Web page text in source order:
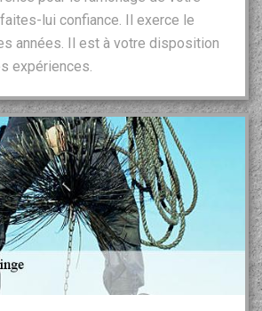
lui confiance. Il exerce le
années. Il est à votre disposition
expériences.